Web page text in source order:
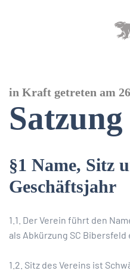
in Kraft getreten am
Satzung
§1 Name, Sitz
Geschäftsjahr
1.1. Der Verein führt den
als Abkürzung SC Bibersfeld
1.2. Sitz des Vereins ist